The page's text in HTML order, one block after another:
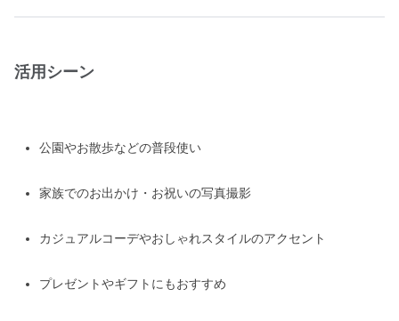
活用シーン
公園やお散歩などの普段使い
家族でのお出かけ・お祝いの写真撮影
カジュアルコーデやおしゃれスタイルのアクセント
プレゼントやギフトにもおすすめ